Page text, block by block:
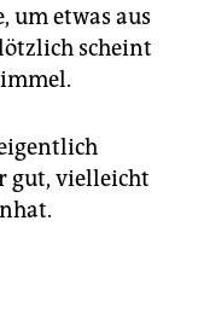
um etwas aus
scheint
gut, vielleicht